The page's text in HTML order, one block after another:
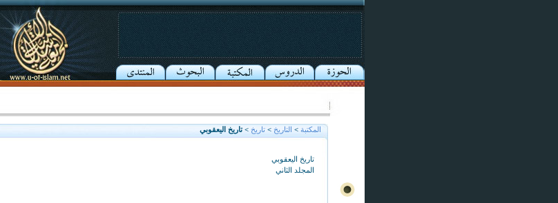
المكتبة > التاريخ >تاريخ > تاريخ اليعقوبي
تاريخ اليعقوبي
المجلد الثاني